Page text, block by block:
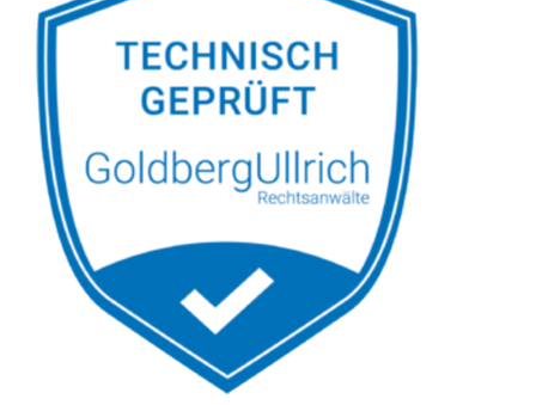
Ölsen: ↗️GoldbergUllrich
Rechtsanwälte -
✓Datenschutzrecht,
Markenrecht, IT-Recht,